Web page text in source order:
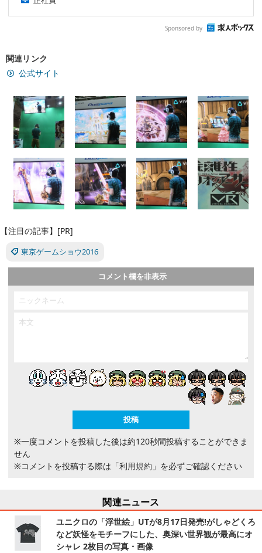
Sponsored by
関連リンク
公式サイト
【注目の記事】[PR]
東京ゲームショウ2016
コメント欄を非表示
※一度コメントを投稿した後は約120秒間投稿することができま
せん
※コメントを投稿する際は 「利用規約」 を必ずご確認ください
関連ニュース
ユニクロの「浮世絵」UTが8月17日発売!がしゃどくろ
など妖怪をモチーフにした、奥深い世界観が最高にオ
シャレ 2枚目の写真・画像